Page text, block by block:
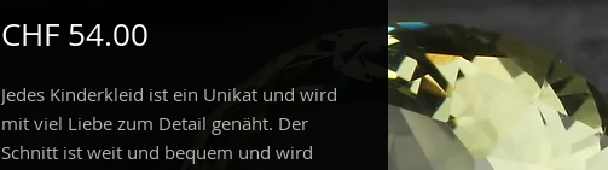
CHF 54.00
Jedes Kinderkleid ist ein Unikat und wird
mit viel Liebe zum Detail genäht. Der
Schnitt ist weit und bequem und wird